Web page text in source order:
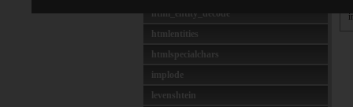
html_entity_decode
htmlentities
htmlspecialchars
implode
levenshtein